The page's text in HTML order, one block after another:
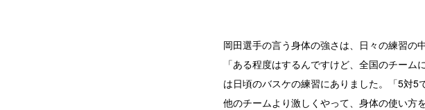
岡田選手の言う身体の強さは、日々の練習の
「ある程度はするんですけど、全国のチー
は日頃のバスケの練習にありました。「5対
他のチームより激しくやって、身体の使い方